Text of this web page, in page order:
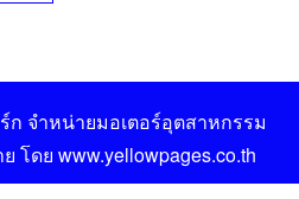
ก จำหน่ายมอเตอร์อุตสาหกรรม
โดย www.yellowpages.co.th